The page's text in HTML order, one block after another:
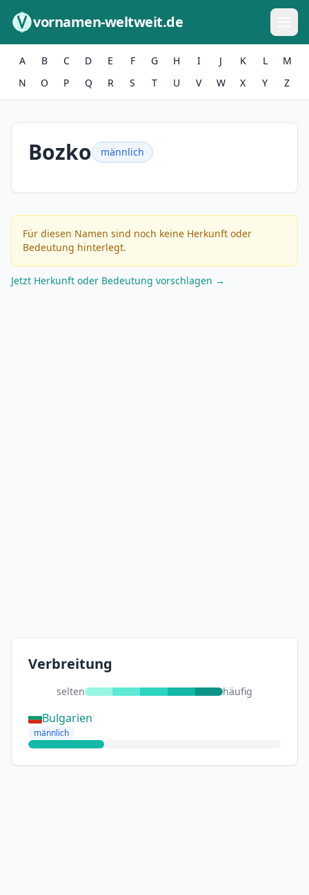
vornamen-weltweit.de
A B C D E F G H I J K L
M
N
O P Q R S T U V W X Y Z
Bozko männlich
Für diesen Namen sind noch keine Herkunft oder
Bedeutung hinterlegt.
Jetzt Herkunft oder Bedeutung vorschlagen →
Verbreitung
selten häufig
Bulgarien
männlich